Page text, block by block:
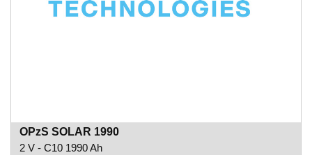
OPzS SOLAR 1990
2 V - C10 1990 Ah